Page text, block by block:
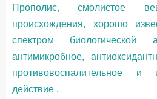
Прополис, смолистое
происхождения, хорошо
спектром биологической
антимикробное,
противовоспалительное и
действие .